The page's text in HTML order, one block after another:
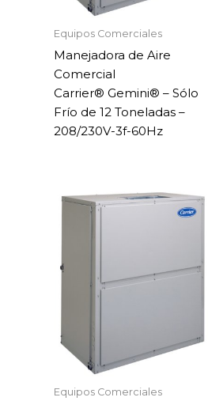
Equipos Comerciales
Manejadora de Aire
Comercial
Carrier® Gemini® – Sólo
Frío de 12 Toneladas –
208/230V-3f-60Hz
Equipos Comerciales